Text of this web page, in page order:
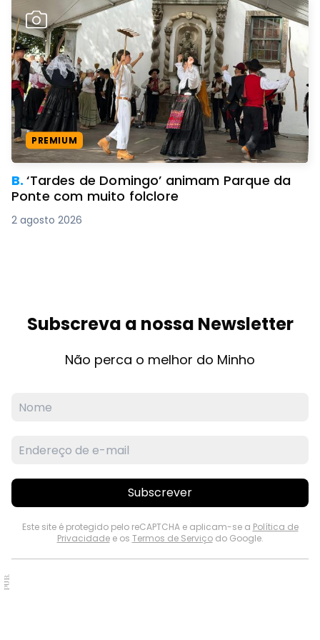
PREMIUM
B.‘Tardes de Domingo’ animam Parque da
Ponte com muito folclore
2 agosto 2026
Subscreva a nossa Newsletter
Não perca o melhor do Minho
Subscrever
Este site é protegido pelo reCAPTCHA e aplicam-se a Política de
Privacidadee os Termos de Serviçodo Google.
PUB.